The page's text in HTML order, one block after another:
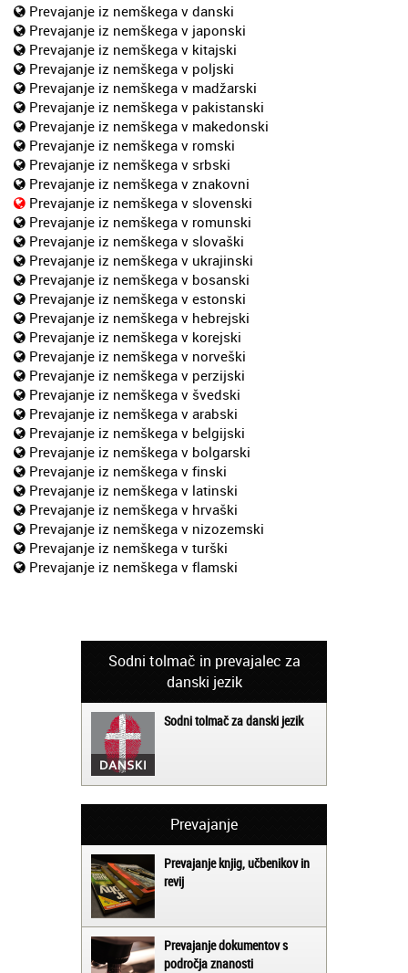
Prevajanje iz nemškega v danski
Prevajanje iz nemškega v japonski
Prevajanje iz nemškega v kitajski
Prevajanje iz nemškega v poljski
Prevajanje iz nemškega v madžarski
Prevajanje iz nemškega v pakistanski
Prevajanje iz nemškega v makedonski
Prevajanje iz nemškega v romski
Prevajanje iz nemškega v srbski
Prevajanje iz nemškega v znakovni
Prevajanje iz nemškega v slovenski
Prevajanje iz nemškega v romunski
Prevajanje iz nemškega v slovaški
Prevajanje iz nemškega v ukrajinski
Prevajanje iz nemškega v bosanski
Prevajanje iz nemškega v estonski
Prevajanje iz nemškega v hebrejski
Prevajanje iz nemškega v korejski
Prevajanje iz nemškega v norveški
Prevajanje iz nemškega v perzijski
Prevajanje iz nemškega v švedski
Prevajanje iz nemškega v arabski
Prevajanje iz nemškega v belgijski
Prevajanje iz nemškega v bolgarski
Prevajanje iz nemškega v finski
Prevajanje iz nemškega v latinski
Prevajanje iz nemškega v hrvaški
Prevajanje iz nemškega v nizozemski
Prevajanje iz nemškega v turški
Prevajanje iz nemškega v flamski
Sodni tolmač in prevajalec za
danski jezik
Sodni tolmač za danski jezik
Prevajanje
Prevajanje knjig, učbenikov in
revij
Prevajanje dokumentov s
področja znanosti